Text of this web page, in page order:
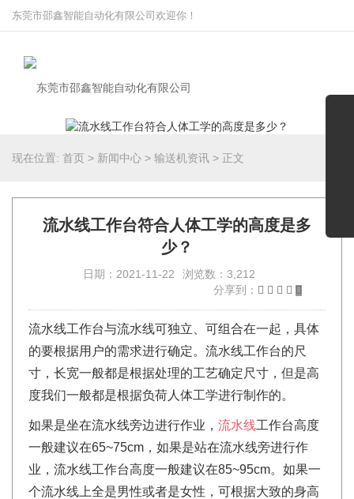
东莞市邵鑫智能自动化有限公司欢迎你！
现在位置: 首页 > 新闻中心 > 输送机资讯 > 正文
流水线工作台符合人体工学的高度是多
少？
日期：2021-11-22
浏览数：3,212
分享到：
流水线工作台与流水线可独立、可组合在一起，具体
的要根据用户的需求进行确定。流水线工作台的尺
寸，长宽一般都是根据处理的工艺确定尺寸，但是高
度我们一般都是根据负荷人体工学进行制作的。
如果是坐在流水线旁边进行作业， 流水线工作台高度
一般建议在65~75cm，如果是站在流水线旁进行作
业，流水线工作台高度一般建议在85~95cm。如果一
个流水线上全是男性或者是女性，可根据大致的身高